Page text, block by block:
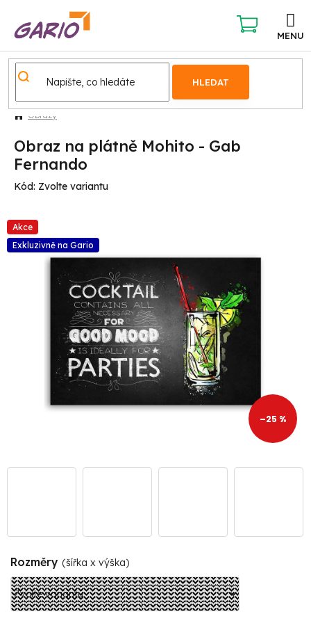
obsah
HLEDAT
NÁKUPNÍ
KOŠÍK
Obrazy
Obraz na plátně Mohito - Gab
Fernando
Kód: Zvolte variantu
Akce
Exkluzivně na Gario
–25 %
Rozměry (šířka x výška)